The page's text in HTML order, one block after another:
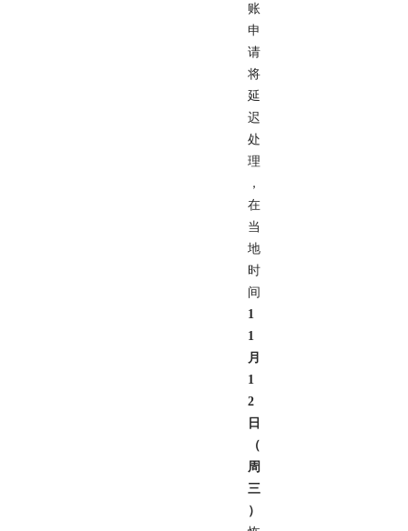
账
申
请
将
延
迟
处
理
，
在
当
地
时
间
1
1
月
1
2
日
（
周
三
）